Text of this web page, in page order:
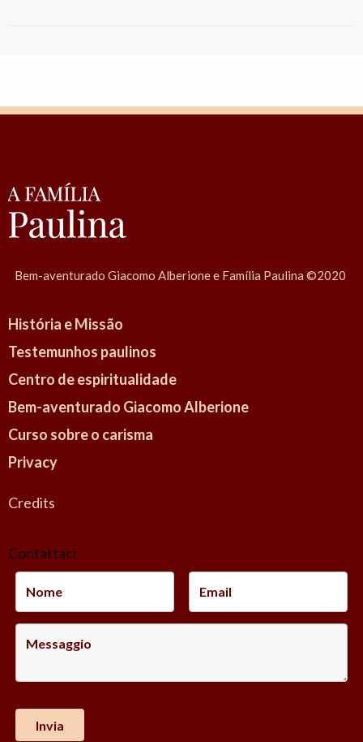
Bem-aventurado Giacomo Alberione e Família Paulina ©2020
História e Missão
Testemunhos paulinos
Centro de espiritualidade
Bem-aventurado Giacomo Alberione
Curso sobre o carisma
Privacy
Credits
Contattaci